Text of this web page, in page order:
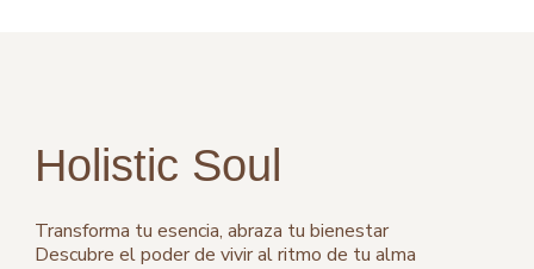
Holistic Soul
Transforma tu esencia, abraza tu bienestar
Descubre el poder de vivir al ritmo de tu alma